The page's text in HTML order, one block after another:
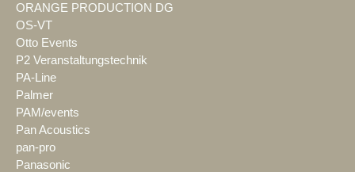
ORANGE PRODUCTION DG
OS-VT
Otto Events
P2 Veranstaltungstechnik
PA-Line
Palmer
PAM/events
Pan Acoustics
pan-pro
Panasonic